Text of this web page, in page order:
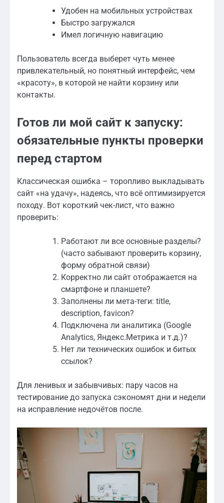
Удобен на мобильных устройствах
Быстро загружался
Имел логичную навигацию
Пользователь всегда выберет чуть менее
привлекательный, но понятный интерфейс, чем
«красоту», в которой не найти корзину или
контакты.
Готов ли мой сайт к запуску:
обязательные пункты проверки
перед стартом
Классическая ошибка – торопливо выкладывать
сайт «на удачу», надеясь, что всё оптимизируется
походу. Вот короткий чек-лист, что важно
проверить:
Работают ли все основные разделы?
(часто забывают проверить корзину,
форму обратной связи)
Корректно ли сайт отображается на
смартфоне и планшете?
Заполнены ли мета-теги: title,
description, favicon?
Подключена ли аналитика (Google
Analytics, Яндекс.Метрика и т.д.)?
Нет ли технических ошибок и битых
ссылок?
Для ленивых и забывчивых: пару часов на
тестирование до запуска сэкономят дни и недели
на исправление недочётов после.